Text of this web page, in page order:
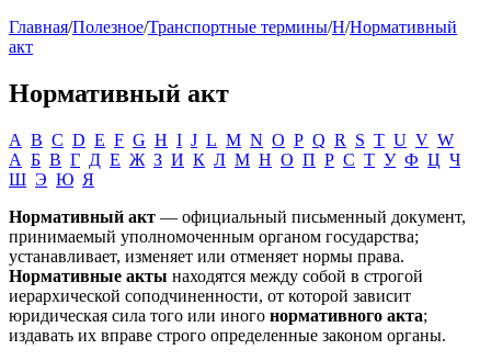
Главная/Полезное/Транспортные термины/Н/Нормативный
акт
Нормативный акт
A B C D E F G H I J L M N O P Q R S T U V W
А Б В Г Д Е Ж З И К Л М Н О П Р С Т У Ф Ц Ч
Ш Э Ю Я
Нормативный акт — официальный письменный документ,
принимаемый уполномоченным органом государства;
устанавливает, изменяет или отменяет нормы права.
Нормативные акты находятся между собой в строгой
иерархической соподчиненности, от которой зависит
юридическая сила того или иного нормативного акта;
издавать их вправе строго определенные законом органы.